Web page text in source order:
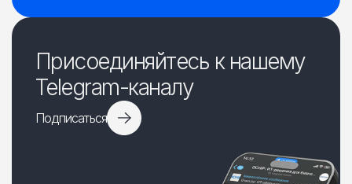
Присоединяйтесь к нашему
Telegram-каналу
Подписаться